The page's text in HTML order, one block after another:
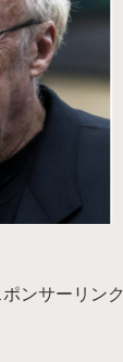
ポンサーリンク